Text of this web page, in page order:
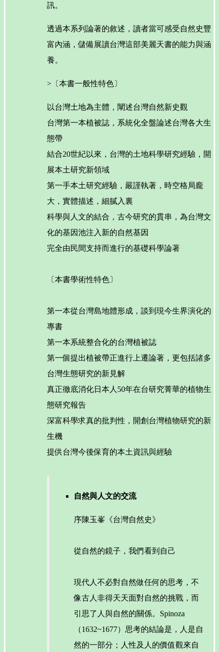
訊。
透過本系列論著的敘述，讀者當可感受自然史豐
富內涵，儲備展讀台灣這部美麗天書的能力與涵
養。
>〔本書一般性特色〕
以台灣土地為主體，闡述台灣自然新史觀
台灣第一本植被誌，系統化全盤論述台灣各大生
態帶
結合20世紀以來，台灣的土地科學研究經驗，開
展本土研究新領域
第一手本土研究經驗，嚴謹執著，時空格局龐
大，實體描述，細膩入裏
科學與人文的結合，古今研究的貫串，為台灣文
化的基因池注入新的自然基因
完全由民間支持而進行的基礎科學論著
〔本書學術性特色〕
第一本從台灣島地體形成，談到現今生界演化的
專書
第一本系統整合化的台灣植被誌
第一個提出植被帶正進行上遷論著，更包括諸多
台灣生態研究的新見解
真正徹底消化日本人50年在台研究菁華的植物生
態研究報告
深富科學求真的批判性，開創台灣植物研究的新
生機
提供台灣今後保育的本土資訊與經驗
自然與人文的交流
序陳玉峯《台灣自然史》
從自然的鏡子，我們看到自己
現代人不必對自然做任何的思考，不
像古人非得天天面對自然的挑戰，而
引思了人與自然的關係。Spinoza
（1632~1677）思考的結論是，人是自
然的一部分；人性及人的價值觀來自